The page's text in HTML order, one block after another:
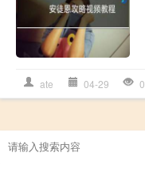
ate 04-29 0